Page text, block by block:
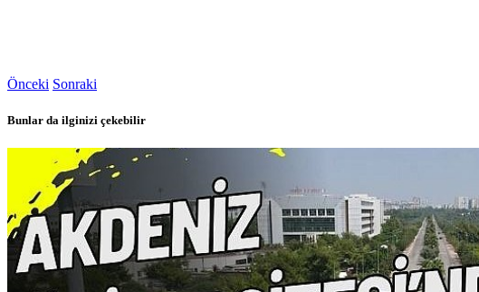
Önceki Sonraki
Bunlar da ilginizi çekebilir